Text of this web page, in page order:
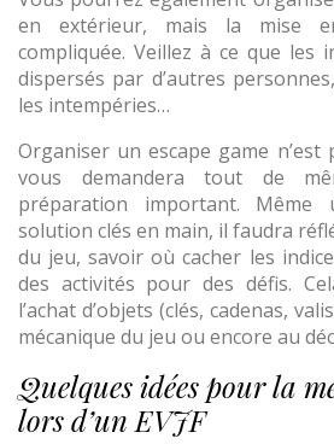
en extérieur, mais la mise
compliquée. Veillez à ce que les
dispersés par d’autres
les intempéries…
Organiser un escape game n’est
vous demandera tout de
préparation important. Même
solution clés en main, il faudra
du jeu, savoir où cacher les
des activités pour des défis.
l’achat d’objets (clés, cadenas,
mécanique du jeu ou encore au
Quelques idées pour la
lors d’un EVJF